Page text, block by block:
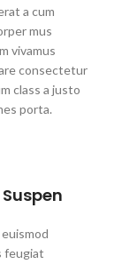
a cum
mus
vivamus
consectetur
class a justo
porta.
feugiat